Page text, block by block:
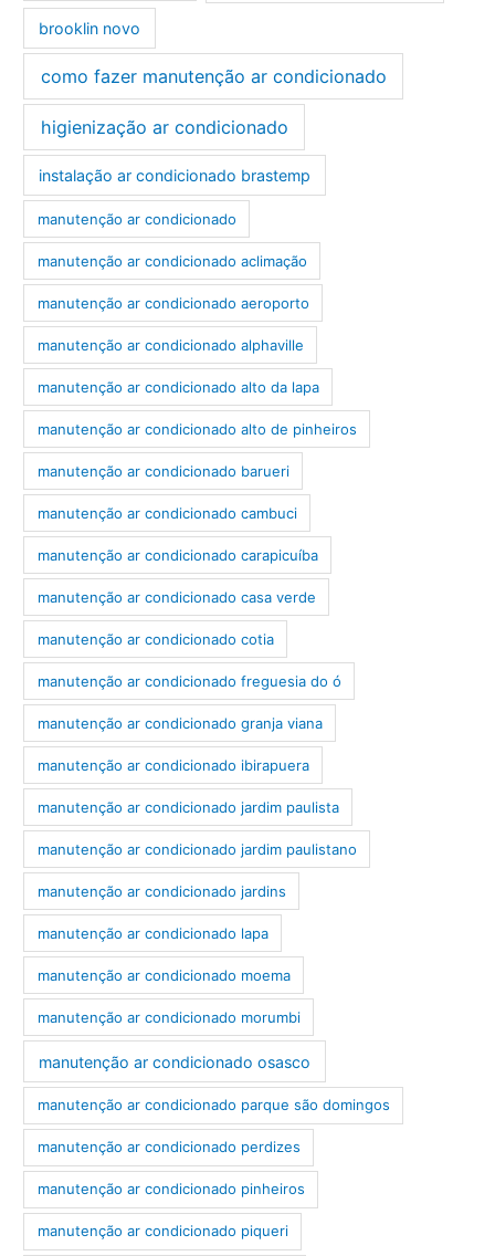
brooklin novo
como fazer manutenção ar condicionado
higienização ar condicionado
instalação ar condicionado brastemp
manutenção ar condicionado
manutenção ar condicionado aclimação
manutenção ar condicionado aeroporto
manutenção ar condicionado alphaville
manutenção ar condicionado alto da lapa
manutenção ar condicionado alto de pinheiros
manutenção ar condicionado barueri
manutenção ar condicionado cambuci
manutenção ar condicionado carapicuíba
manutenção ar condicionado casa verde
manutenção ar condicionado cotia
manutenção ar condicionado freguesia do ó
manutenção ar condicionado granja viana
manutenção ar condicionado ibirapuera
manutenção ar condicionado jardim paulista
manutenção ar condicionado jardim paulistano
manutenção ar condicionado jardins
manutenção ar condicionado lapa
manutenção ar condicionado moema
manutenção ar condicionado morumbi
manutenção ar condicionado osasco
manutenção ar condicionado parque são domingos
manutenção ar condicionado perdizes
manutenção ar condicionado pinheiros
manutenção ar condicionado piqueri